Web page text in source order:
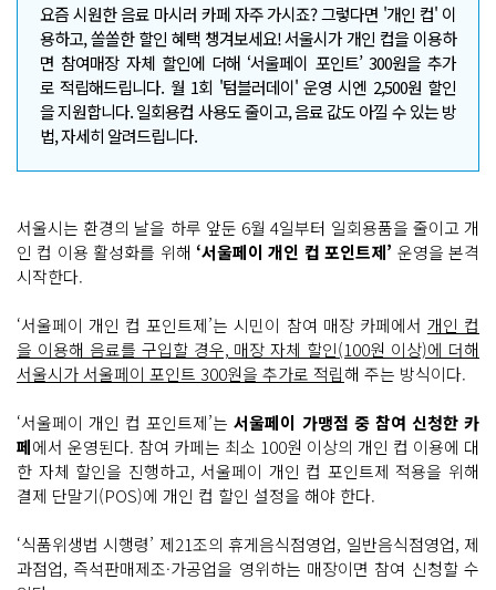
요즘 시원한 음료 마시러 카페 자주 가시죠? 그렇다면 '개인 컵' 이
용하고, 쏠쏠한 할인 혜택 챙겨보세요! 서울시가 개인 컵을 이용하
면 참여매장 자체 할인에 더해 ‘서울페이 포인트’ 300원을 추가
로 적립해드립니다. 월 1회 '텀블러데이' 운영 시엔 2,500원 할인
을 지원합니다. 일회용컵 사용도 줄이고, 음료 값도 아낄 수 있는 방
법, 자세히 알려드립니다.
서울시는 환경의 날을 하루 앞둔 6월 4일부터 일회용품을 줄이고 개
인 컵 이용 활성화를 위해 ‘서울페이 개인 컵 포인트제’ 운영을 본격
시작한다.
‘서울페이 개인 컵 포인트제’는 시민이 참여 매장 카페에서 개인 컵
을 이용해 음료를 구입할 경우, 매장 자체 할인(100원 이상)에 더해
서울시가 서울페이 포인트 300원을 추가로 적립해 주는 방식이다.
‘서울페이 개인 컵 포인트제’는서울페이 가맹점 중 참여 신청한 카
페에서 운영된다. 참여 카페는 최소 100원 이상의 개인 컵 이용에 대
한 자체 할인을 진행하고, 서울페이 개인 컵 포인트제 적용을 위해
결제 단말기(POS)에 개인 컵 할인 설정을 해야 한다.
‘식품위생법 시행령’ 제21조의 휴게음식점영업, 일반음식점영업, 제
과점업, 즉석판매제조·가공업을 영위하는 매장이면 참여 신청할 수